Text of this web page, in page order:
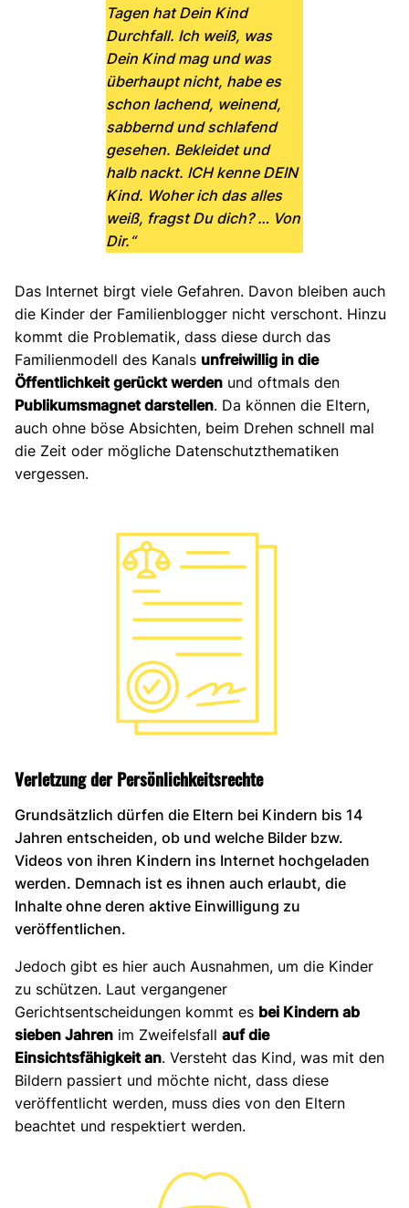
Tagen hat Dein Kind
Durchfall. Ich weiß, was
Dein Kind mag und was
überhaupt nicht, habe es
schon lachend, weinend,
sabbernd und schlafend
gesehen. Bekleidet und
halb nackt. ICH kenne DEIN
Kind. Woher ich das alles
weiß, fragst Du dich? … Von
Dir.“
Das Internet birgt viele Gefahren. Davon bleiben auch
die Kinder der Familienblogger nicht verschont. Hinzu
kommt die Problematik, dass diese durch das
Familienmodell des Kanals unfreiwillig in die
Öffentlichkeit gerückt werden und oftmals den
Publikumsmagnet darstellen. Da können die Eltern,
auch ohne böse Absichten, beim Drehen schnell mal
die Zeit oder mögliche Datenschutzthematiken
vergessen.
Verletzung der Persönlichkeitsrechte
Grundsätzlich dürfen die Eltern bei Kindern bis 14
Jahren entscheiden, ob und welche Bilder bzw.
Videos von ihren Kindern ins Internet hochgeladen
werden. Demnach ist es ihnen auch erlaubt, die
Inhalte ohne deren aktive Einwilligung zu
veröffentlichen.
Jedoch gibt es hier auch Ausnahmen, um die Kinder
zu schützen. Laut vergangener
Gerichtsentscheidungen kommt es bei Kindern ab
sieben Jahren im Zweifelsfall auf die
Einsichtsfähigkeit an. Versteht das Kind, was mit den
Bildern passiert und möchte nicht, dass diese
veröffentlicht werden, muss dies von den Eltern
beachtet und respektiert werden.